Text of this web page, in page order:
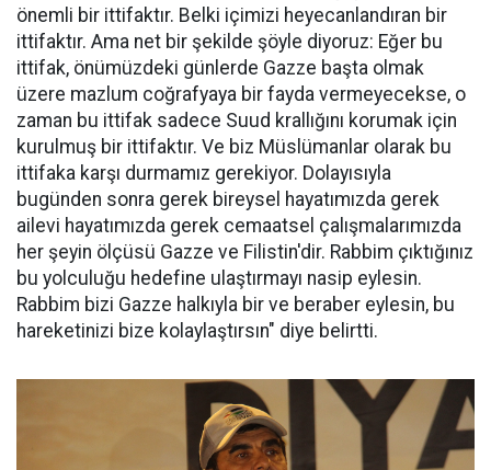
önemli bir ittifaktır. Belki içimizi heyecanlandıran bir
ittifaktır. Ama net bir şekilde şöyle diyoruz: Eğer bu
ittifak, önümüzdeki günlerde Gazze başta olmak
üzere mazlum coğrafyaya bir fayda vermeyecekse, o
zaman bu ittifak sadece Suud krallığını korumak için
kurulmuş bir ittifaktır. Ve biz Müslümanlar olarak bu
ittifaka karşı durmamız gerekiyor. Dolayısıyla
bugünden sonra gerek bireysel hayatımızda gerek
ailevi hayatımızda gerek cemaatsel çalışmalarımızda
her şeyin ölçüsü Gazze ve Filistin'dir. Rabbim çıktığınız
bu yolculuğu hedefine ulaştırmayı nasip eylesin.
Rabbim bizi Gazze halkıyla bir ve beraber eylesin, bu
hareketinizi bize kolaylaştırsın" diye belirtti.